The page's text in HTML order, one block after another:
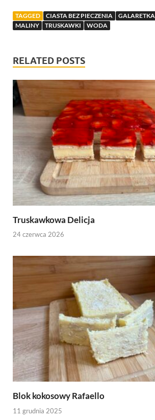
TAGGED CIASTA BEZ PIECZENIA GALARETKA
MALINY
TRUSKAWKI WODA
RELATED POSTS
Truskawkowa Delicja
24 czerwca 2026
Blok kokosowy Rafaello
11 grudnia 2025